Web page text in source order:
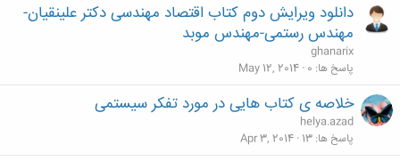
دانلود ویرایش دوم کتاب اقتصاد مهندسی دکتر علینقیان-
مهندس رستمی-مهندس موبد
ghanarix
پاسخ ها 0
May 12, 2014
خلاصه ی کتاب هایی در مورد تفکر سیستمی
helya.azad
پاسخ ها 13
Apr 3, 2014